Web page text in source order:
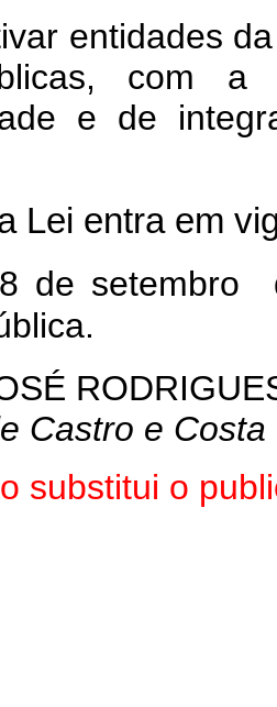
entidades
com a
e de
Lei entra em
de setembro
Castro e Costa
substitui o